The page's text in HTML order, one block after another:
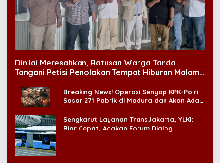
Dinilai Meresahkan, Ratusan Warga Tanda
Tangani Petisi Penolakan Tempat Hiburan Malam
Breaking News! Operasi Senyap KPK-Polri
Sasar 271 Pabrik di Madura dan Akan Ada
Sengkarut Layanan TransJakarta, YLKI:
Biar Cepat, Adakan Forum Dialog